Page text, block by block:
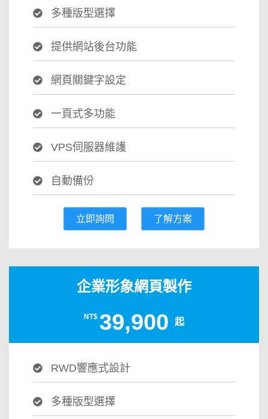
多種版型選擇
提供網站後台功能
網頁關鍵字設定
一頁式多功能
VPS伺服器維護
自動備份
立即詢問 了解方案
企業形象網頁製作
NT$ 39,900 起
RWD響應式設計
多種版型選擇